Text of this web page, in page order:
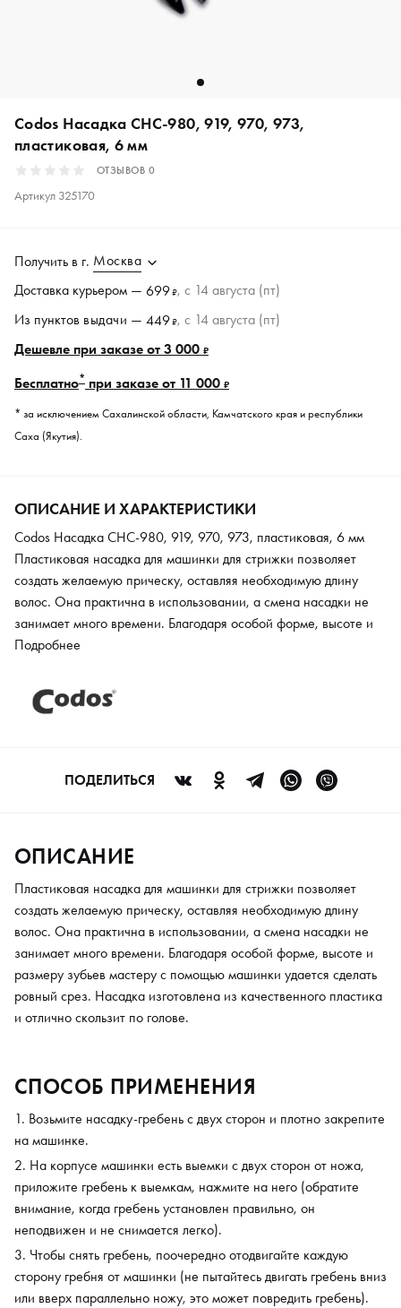
Codos Насадка CHC-980, 919, 970, 973,
пластиковая, 6 мм
ОТЗЫВОВ 0
Артикул 325170
Получить в г. Москва
Доставка курьером — 699₽, c 14 августа (пт)
Из пунктов выдачи — 449₽, c 14 августа (пт)
Дешевле при заказе от 3 000 ₽
Бесплатно* при заказе от 11 000 ₽
* за исключением Сахалинской области, Камчатского края и республики
Саха (Якутия).
ОПИСАНИЕ И ХАРАКТЕРИСТИКИ
Codos Насадка CHC-980, 919, 970, 973, пластиковая, 6 мм
Пластиковая насадка для машинки для стрижки позволяет
создать желаемую прическу, оставляя необходимую длину
волос. Она практична в использовании, а смена насадки не
занимает много времени. Благодаря особой форме, высоте и
размеру зубьев мастеру с помощью машинки удается сделать
и отлично скользит по голове.
Подробнее
ПОДЕЛИТЬСЯ
ОПИСАНИЕ
Пластиковая насадка для машинки для стрижки позволяет
создать желаемую прическу, оставляя необходимую длину
волос. Она практична в использовании, а смена насадки не
занимает много времени. Благодаря особой форме, высоте и
размеру зубьев мастеру с помощью машинки удается сделать
ровный срез. Насадка изготовлена из качественного пластика
и отлично скользит по голове.
СПОСОБ ПРИМЕНЕНИЯ
Возьмите насадку-гребень с двух сторон и плотно закрепите
на машинке.
На корпусе машинки есть выемки с двух сторон от ножа,
приложите гребень к выемкам, нажмите на него (обратите
внимание, когда гребень установлен правильно, он
неподвижен и не снимается легко).
Чтобы снять гребень, поочередно отодвигайте каждую
сторону гребня от машинки (не пытайтесь двигать гребень вниз
или вверх параллельно ножу, это может повредить гребень).